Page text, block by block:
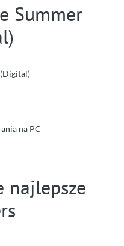
Summer
na PC
najlepsze